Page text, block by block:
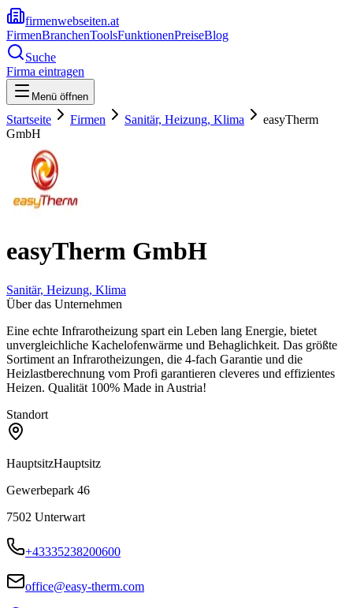
firmenwebseiten.at
FirmenBranchenToolsFunktionenPreiseBlog
Suche
Firma eintragen
Menü öffnen
Startseite Firmen Sanitär, Heizung, Klima
easyTherm
GmbH
easyTherm GmbH
Sanitär, Heizung, Klima
Über das Unternehmen
Eine echte Infrarotheizung spart ein Leben lang Energie, bietet
unvergleichliche Kachelofenwärme und Behaglichkeit. Das größte
Sortiment an Infrarotheizungen, die 4-fach Garantie und die
Heizlastberechnung vom Profi garantieren cleveres und effizientes
Heizen. Qualität 100% Made in Austria!
Standort
HauptsitzHauptsitz
Gewerbepark 46
7502 Unterwart
+43335238200600
office@easy-therm.com